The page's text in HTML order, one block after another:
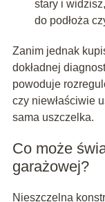
stary i
do podłoża
Zanim jednak
dokładnej
powoduje
czy niewłaściwie
sama uszczelka.
Co może
garażowej?
Nieszczelna